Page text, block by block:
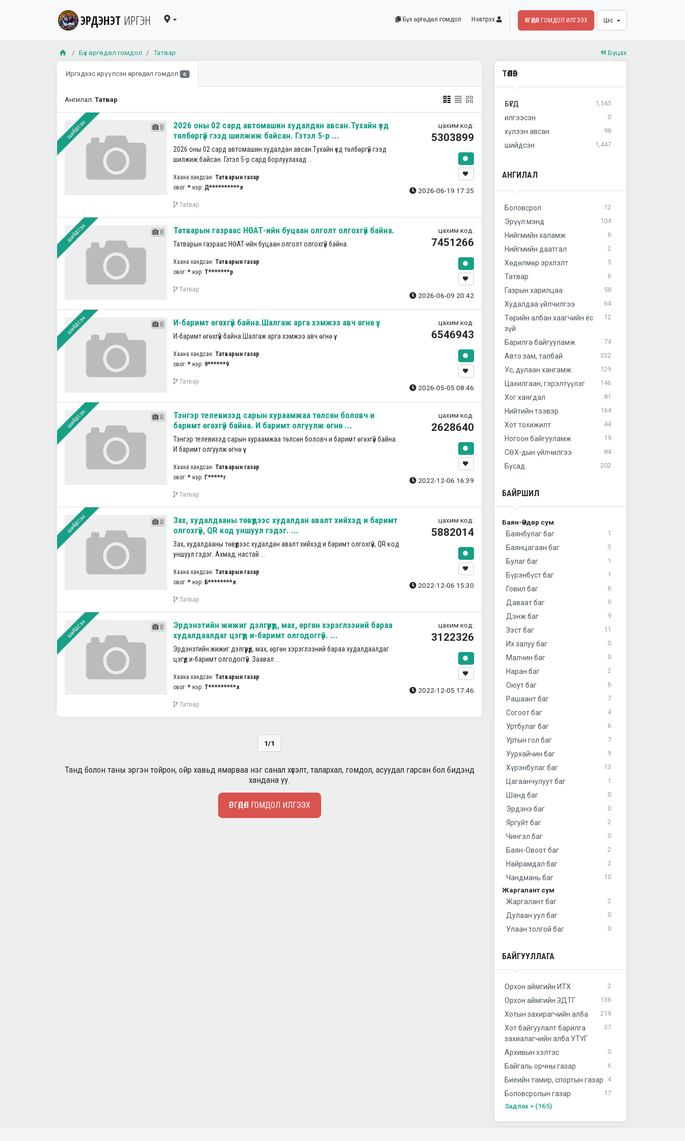
ЭРДЭНЭТ ИРГЭН Бүх өргөдөл гомдол Нэвтрэх ӨРГӨДӨЛ ГОМДОЛ ИЛГЭЭХ Цэс
Бүх өргөдөл гомдол Татвар Буцах
Иргэдээс ирүүлсэн өргөдөл гомдол 6
Ангилал: Татвар
шийдсэн 0
2026 оны 02 сард автомашин худалдан авсан.Тухайн үед
төлбөргүй гээд шилжиж байсан. Гэтэл 5-р ...
2026 оны 02 сард автомашин худалдан авсан.Тухайн үед төлбөргүй гээд
шилжиж байсан. Гэтэл 5-р сард борлуулахад ...
Хаана хандсан: Татварын газар
овог: *нэр: Д**********л
Татвар
цахим код:
5303899
2026-06-19 17:25
шийдсэн 0 Татварын газраас НӨАТ-ийн буцаан олголт олгохгүй байна.
Татварын газраас НӨАТ-ийн буцаан олголт олгохгүй байна.
Хаана хандсан: Татварын газар
овог: *нэр: Т*******р
Татвар
цахим код:
7451266
2026-06-09 20:42
шийдсэн 0 И-баримт өгөхгүй байна.Шалгаж арга хэмжээ авч өгнө үү.
И-баримт өгөхгүй байна.Шалгаж арга хэмжээ авч өгнө үү.
Хаана хандсан: Татварын газар
овог: *нэр: 9******9
Татвар
цахим код:
6546943
2026-05-05 08:46
шийдсэн 0
Тэнгэр телевизэд сарын хураамжаа төлсөн боловч и
баримт өгөхгүй байна. И баримт олгуулж өгнө ...
Тэнгэр телевизэд сарын хураамжаа төлсөн боловч и баримт өгөхгүй байна.
И баримт олгуулж өгнө үү.
Хаана хандсан: Татварын газар
овог: *нэр: Г*****г
Татвар
цахим код:
2628640
2022-12-06 16:39
шийдсэн 0
Зах, худалдааны төвүүдээс худалдан авалт хийхэд и баримт
олгохгүй, QR код уншуул гэдэг. ...
Зах, худалдааны төвүүдээс худалдан авалт хийхэд и баримт олгохгүй, QR код
уншуул гэдэг. Ахмад, настай ...
Хаана хандсан: Татварын газар
овог: *нэр: Б********л
Татвар
цахим код:
5882014
2022-12-06 15:30
шийдсэн 0
Эрдэнэтийн жижиг дэлгүүрүүд, мах, өргөн хэрэглээний бараа
худалдаалдаг цэгүүд и-баримт олгодоггүй. ...
Эрдэнэтийн жижиг дэлгүүрүүд, мах, өргөн хэрэглээний бараа худалдаалдаг
цэгүүд и-баримт олгодоггүй. Заавал ...
Хаана хандсан: Татварын газар
овог: *нэр: Т*********л
Татвар
цахим код:
3122326
2022-12-05 17:46
1/1
Танд болон таны эргэн тойрон, ойр хавьд ямарваа нэг санал хүсэлт, талархал, гомдол, асуудал гарсан бол бидэнд
хандана уу.
ӨРГӨДӨЛ ГОМДОЛ ИЛГЭЭХ
ТӨЛӨВ
БҮГД 1,545
илгээсэн 0
хүлээн авсан 98
шийдсэн 1,447
АНГИЛАЛ
Боловсрол 12
Эрүүл мэнд 104
Нийгмийн халамж 6
Нийгмийн даатгал 2
Хөдөлмөр эрхлэлт 5
Татвар 6
Газрын харилцаа 58
Худалдаа үйлчилгээ 64
Төрийн албан хаагчийн ёс
зүй
12
Барилга байгууламж 74
Авто зам, талбай 332
Ус, дулаан хангамж 129
Цахилгаан, гэрэлтүүлэг 146
Хог хаягдал 81
Нийтийн тээвэр 164
Хот тохижилт 44
Ногоон байгууламж 19
СӨХ-дын үйлчилгээ 84
Бусад 202
БАЙРШИЛ
Баян-Өндөр сум
Баянбулаг баг
1
Баянцагаан баг 3
Булаг баг 1
Бүрэнбүст баг 1
Говил баг 6
Даваат баг 0
Дэнж баг 9
Зэст баг 11
Их залуу баг 0
Малчин баг 0
Наран баг 2
Оюут баг 6
Рашаант баг 7
Согоот баг 4
Уртбулаг баг 6
Уртын гол баг 7
Уурхайчин баг 9
Хүрэнбулаг баг 13
Цагаанчулуут баг 1
Шанд баг 0
Эрдэнэ баг 0
Яргуйт баг 2
Чингэл баг 0
Баян-Овоот баг 2
Найрамдал баг 2
Чандмань баг 10
Жаргалант сум
Жаргалант баг
2
Дулаан уул баг 0
Улаан толгой баг 0
БАЙГУУЛЛАГА
Орхон аймгийн ИТХ 2
Орхон аймгийн ЗДТГ 136
Хотын захирагчийн алба 219
Хот байгуулалт барилга
захиалагчийн алба УТҮГ
37
Архивын хэлтэс 0
Байгаль орчны газар 6
Биеийн тамир, спортын газар 4
Боловсролын газар 17
Задлах > (165)